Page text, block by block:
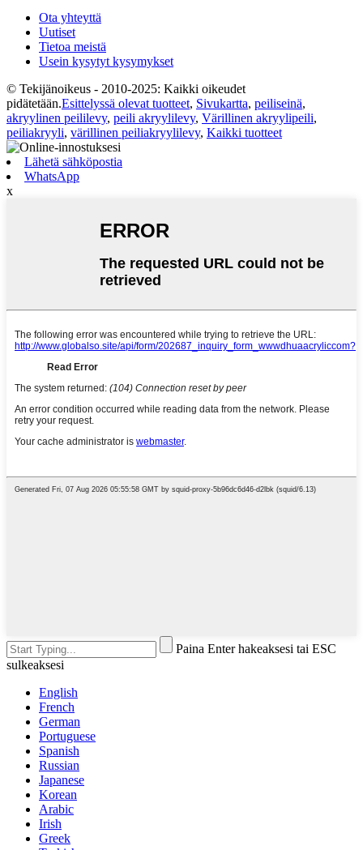
Ota yhteyttä
Uutiset
Tietoa meistä
Usein kysytyt kysymykset
© Tekijänoikeus - 2010-2025: Kaikki oikeudet
pidätetään.Esittelyssä olevat tuotteet, Sivukartta, peiliseinä,
akryylinen peililevy, peili akryylilevy, Värillinen akryylipeili,
peiliakryyli, värillinen peiliakryylilevy, Kaikki tuotteet
Lähetä sähköpostia
WhatsApp
x
Paina Enter hakeaksesi tai ESC
sulkeaksesi
English
French
German
Portuguese
Spanish
Russian
Japanese
Korean
Arabic
Irish
Greek